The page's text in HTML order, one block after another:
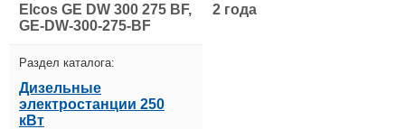
Elcos GE DW 300 275 BF,
GE-DW-300-275-BF
2 года
Раздел каталога:
Дизельные
электростанции 250
кВт